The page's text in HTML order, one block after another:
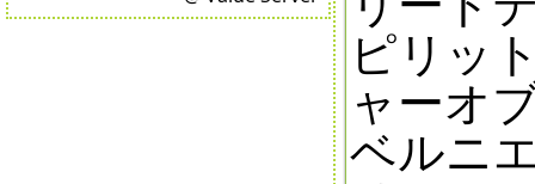
ピリッ
ャーオ
ベルニ